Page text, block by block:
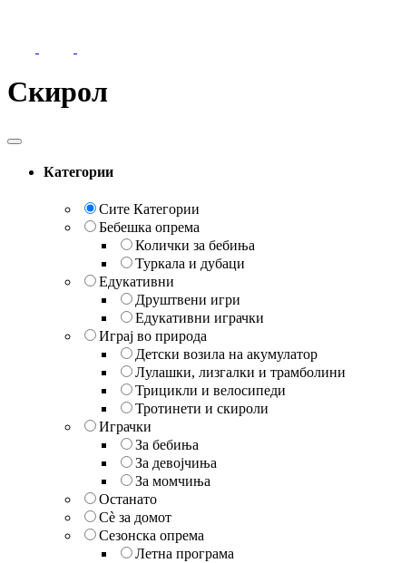
Скирол
Категории
Сите Категории
Бебешка опрема
Колички за бебиња
Туркала и дубаци
Едукативни
Друштвени игри
Едукативни играчки
Играј во природа
Детски возила на акумулатор
Лулашки, лизгалки и трамболини
Трицикли и велосипеди
Тротинети и скироли
Играчки
За бебиња
За девојчиња
За момчиња
Останато
Сè за домот
Сезонска опрема
Летна програма